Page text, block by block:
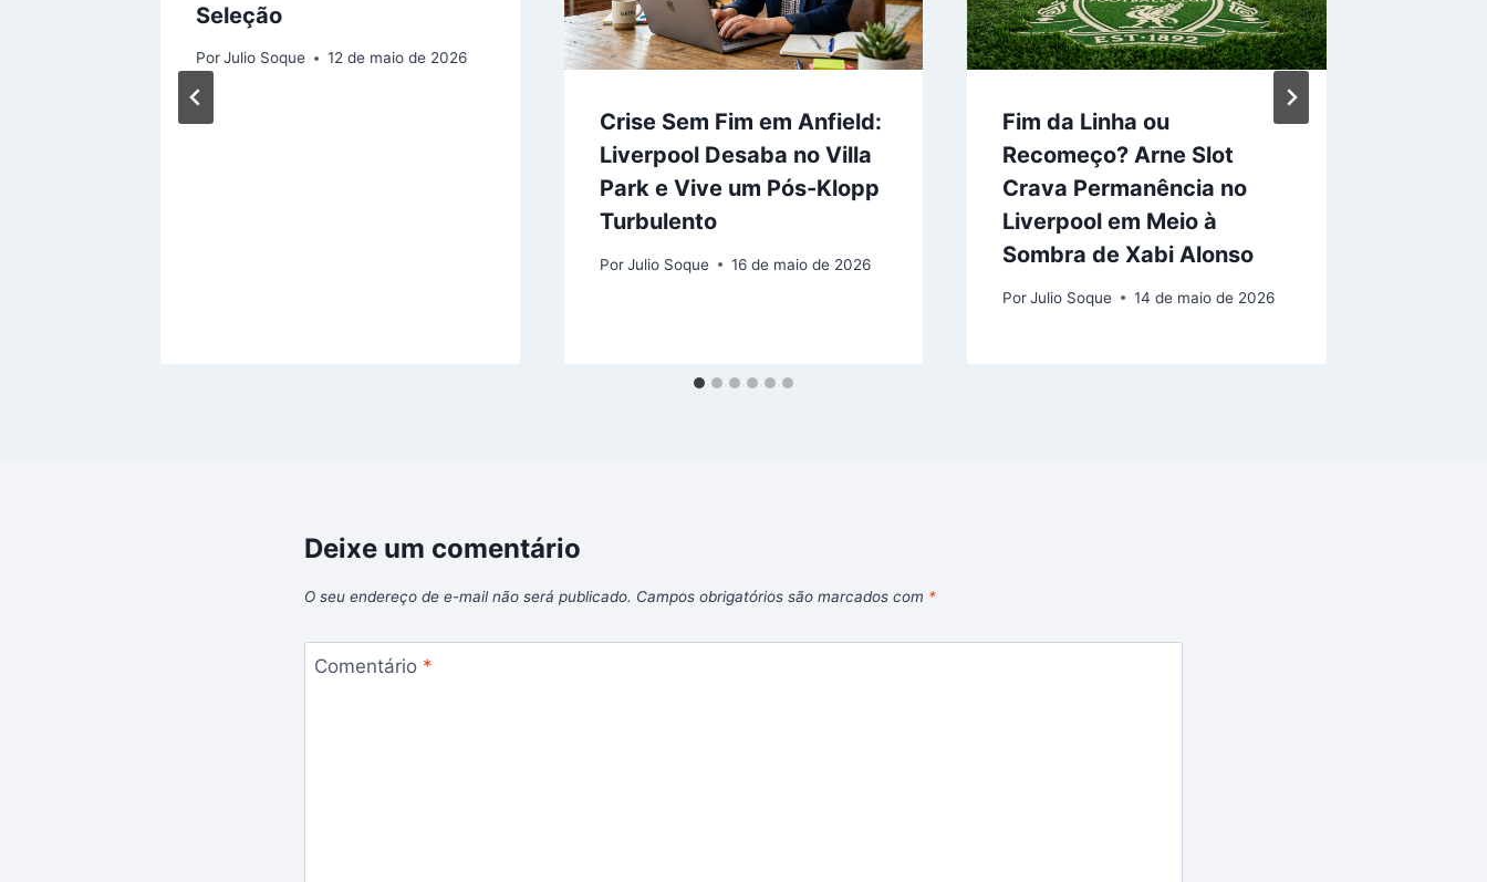
Seleção
PorJulio Soque 12 de maio de 2026
Crise Sem Fim em Anfield:
Liverpool Desaba no Villa
Park e Vive um Pós-Klopp
Turbulento
Por Julio Soque 16 de maio de 2026
Fim da Linha ou
Recomeço? Arne Slot
Crava Permanência no
Liverpool em Meio à
Sombra de Xabi Alonso
Por Julio Soque 14 de maio de 2026
Deixe um comentário
O seu endereço de e-mail não será publicado. Campos obrigatórios são marcados com *
Comentário *